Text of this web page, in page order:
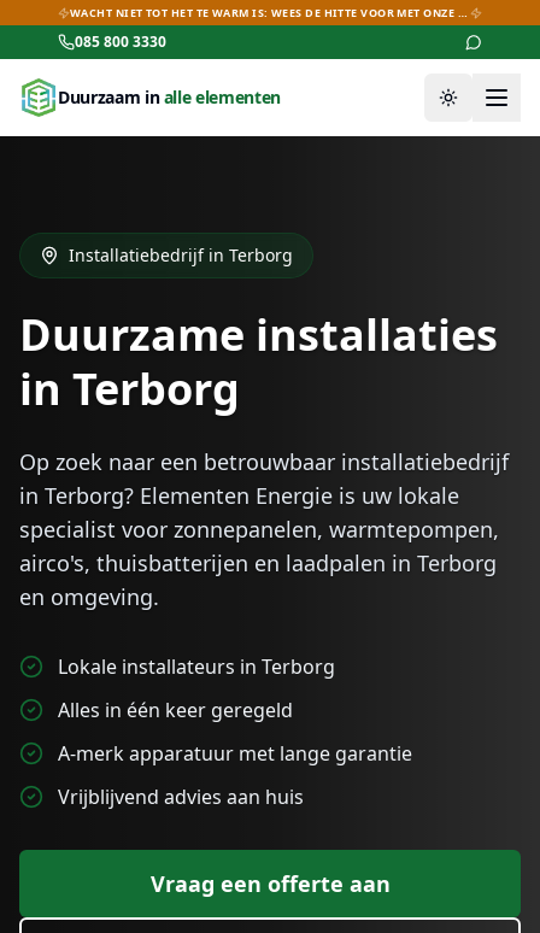
WACHT NIET TOT HET TE WARM IS: WEES DE HITTE VOOR MET ONZE AIRCO-DEALS!
085 800 3330
Duurzaam inalle elementen Thema
Installatiebedrijf in Terborg
Duurzame installaties
in Terborg
Op zoek naar een betrouwbaar installatiebedrijf
in Terborg? Elementen Energie is uw lokale
specialist voor zonnepanelen, warmtepompen,
airco's, thuisbatterijen en laadpalen in Terborg
en omgeving.
Lokale installateurs in Terborg
Alles in één keer geregeld
A-merk apparatuur met lange garantie
Vrijblijvend advies aan huis
Vraag een offerte aan